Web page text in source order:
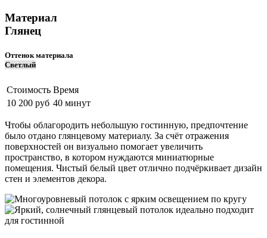
Материал
Глянец
Оттенок материала
Cветлый
Стоимость Время
10 200 руб 40 минут
Чтобы облагородить небольшую гостинную, предпочтение
было отдано глянцевому материалу. За счёт отражения
поверхностей он визуально помогает увеличить
пространство, в котором нуждаются миниатюрные
помещения. Чистый белый цвет отлично подчёркивает дизайн
стен и элементов декора.